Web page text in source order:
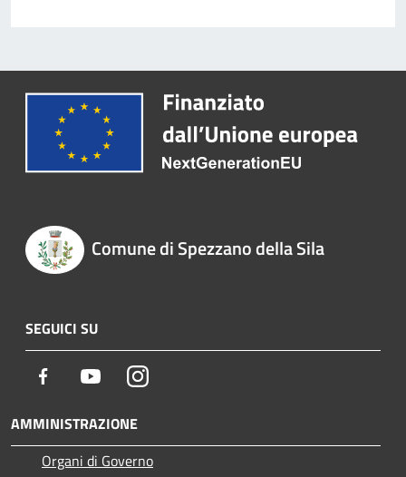
Comune di Spezzano della Sila
SEGUICI SU
Facebook YoutubeInstagram
AMMINISTRAZIONE
Organi di Governo